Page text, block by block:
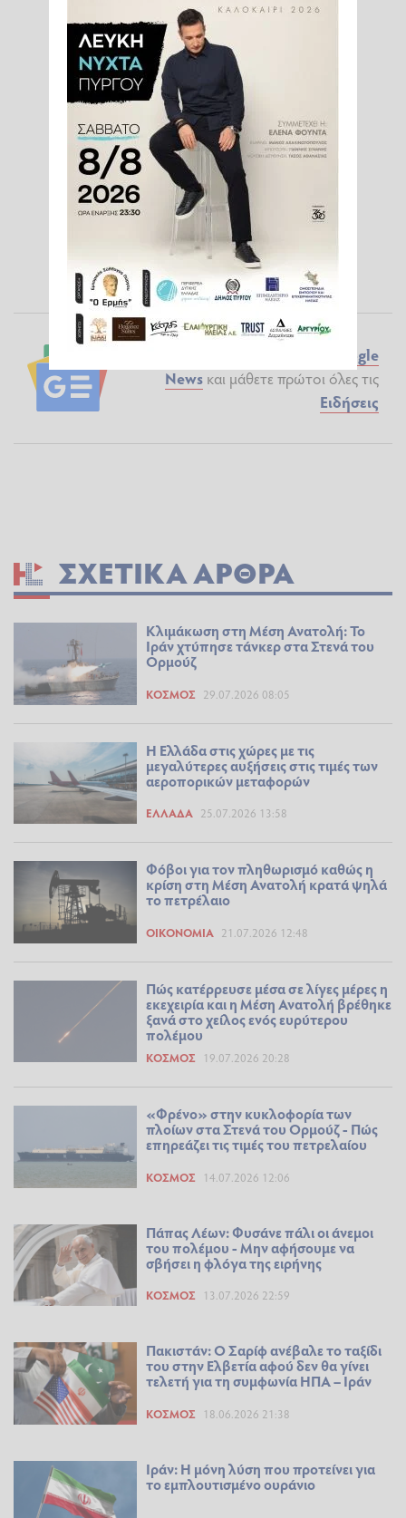
Google
News και μάθετε πρώτοι όλες τις
Ειδήσεις
ΣΧΕΤΙΚΆ ΆΡΘΡΑ
Κλιμάκωση στη Μέση Ανατολή: Το
Ιράν χτύπησε τάνκερ στα Στενά του
Ορμούζ
ΚΌΣΜΟΣ 29.07.2026 08:05
Η Ελλάδα στις χώρες με τις
μεγαλύτερες αυξήσεις στις τιμές των
αεροπορικών μεταφορών
ΕΛΛΆΔΑ 25.07.2026 13:58
Φόβοι για τον πληθωρισμό καθώς η
κρίση στη Μέση Ανατολή κρατά ψηλά
το πετρέλαιο
ΟΙΚΟΝΟΜΊΑ 21.07.2026 12:48
Πώς κατέρρευσε μέσα σε λίγες μέρες η
εκεχειρία και η Μέση Ανατολή βρέθηκε
ξανά στο χείλος ενός ευρύτερου
πολέμου
ΚΌΣΜΟΣ 19.07.2026 20:28
«Φρένο» στην κυκλοφορία των
πλοίων στα Στενά του Ορμούζ - Πώς
επηρεάζει τις τιμές του πετρελαίου
ΚΌΣΜΟΣ 14.07.2026 12:06
Πάπας Λέων: Φυσάνε πάλι οι άνεμοι
του πολέμου - Μην αφήσουμε να
σβήσει η φλόγα της ειρήνης
ΚΌΣΜΟΣ 13.07.2026 22:59
Πακιστάν: Ο Σαρίφ ανέβαλε το ταξίδι
του στην Ελβετία αφού δεν θα γίνει
τελετή για τη συμφωνία ΗΠΑ – Ιράν
ΚΌΣΜΟΣ 18.06.2026 21:38
Ιράν: Η μόνη λύση που προτείνει για
το εμπλουτισμένο ουράνιο